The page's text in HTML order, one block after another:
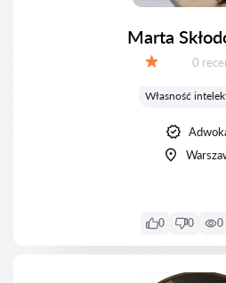
Marta
0
Własność
0 0 0